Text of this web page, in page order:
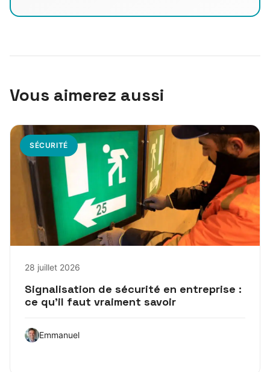
Vous aimerez aussi
SÉCURITÉ
28 juillet 2026
Signalisation de sécurité en entreprise :
ce qu’il faut vraiment savoir
Emmanuel